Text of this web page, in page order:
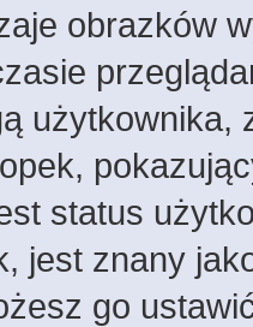
obrazków
użytkownika,
status
jest znany
go